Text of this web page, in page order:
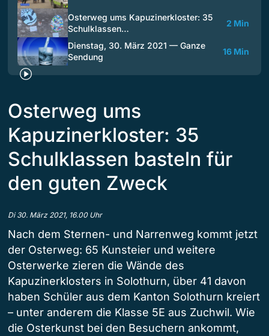
Osterweg ums Kapuzinerkloster: 35
Schulklassen…
2 Min
Dienstag, 30. März 2021 — Ganze
Sendung
16 Min
Osterweg ums
Kapuzinerkloster: 35
Schulklassen basteln für
den guten Zweck
Di 30. März 2021, 16.00 Uhr
Nach dem Sternen- und Narrenweg kommt jetzt
der Osterweg: 65 Kunsteier und weitere
Osterwerke zieren die Wände des
Kapuzinerklosters in Solothurn, über 41 davon
haben Schüler aus dem Kanton Solothurn kreiert
– unter anderem die Klasse 5E aus Zuchwil. Wie
die Osterkunst bei den Besuchern ankommt,